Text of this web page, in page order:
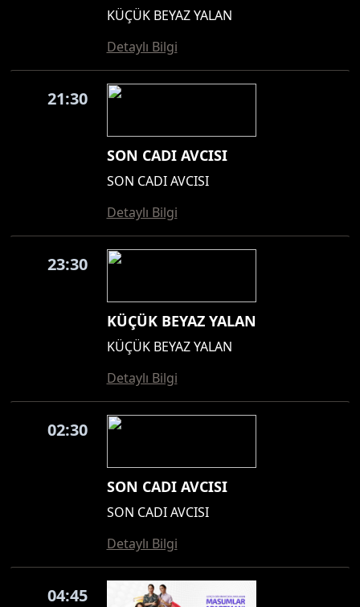
KÜÇÜK BEYAZ YALAN
Detaylı Bilgi
21:30
SON CADI AVCISI
SON CADI AVCISI
Detaylı Bilgi
23:30
KÜÇÜK BEYAZ YALAN
KÜÇÜK BEYAZ YALAN
Detaylı Bilgi
02:30
SON CADI AVCISI
SON CADI AVCISI
Detaylı Bilgi
04:45